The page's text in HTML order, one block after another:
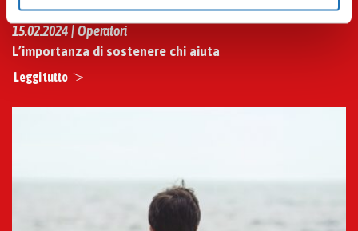
disabilitare soltanto determinate categorie di cookies
seleziona “PERSONALIZZA”. Per maggiori informazioni
e modificare le tue preferenze vai alla nostra
policy
15.02.2024 | Operatori
L’importanza di sostenere chi aiuta
Leggi tutto